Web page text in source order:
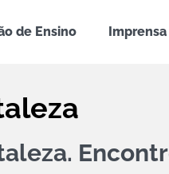
de Ensino Imprensa